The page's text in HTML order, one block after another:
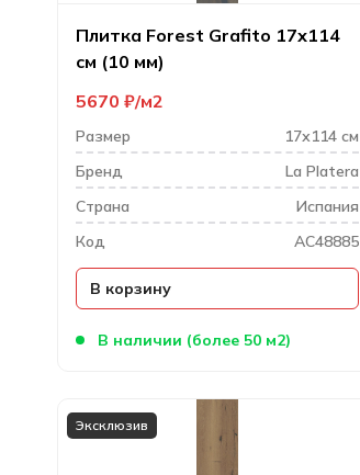
Плитка Forest Grafito 17х114
см (10 мм)
В наличии (более 50 м2)
5670 ₽ м2
Размер
17х114 см
Бренд
La Platera
Cтрана
Испания
Код
AC48885
В корзину
Эксклюзив